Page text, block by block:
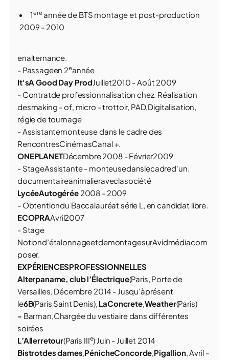
1ereannée de BTS montage et post-production
2009 - 2010
enalternance.
- Passageen 2eannée
It'sA Good Day ProdJuillet2010 - Août 2009
- Contratde professionnalisation chez. Réalisation
desmaking - of, micro - trottoir, PAD,Digitalisation,
régie de tournage
- Assistantemonteuse dans le cadre des
RencontresCinémasCanal +.
ONEPLANETDécembre 2008 - Février2009
- StageAssistante - monteusedanslecadred'un.
documentaireanimalieraveclasociété
LycéeAutogérée 2008 - 2009
- Obtentiondu Baccalauréat série L, en candidat libre.
ECOPRAAvril2007
- Stage
Notiond’étalonnageetdemontagesurAvidmédiacom
poser.
EXPÉRIENCESPROFESSIONNELLES
Alterpaname, club l’Électrique(Paris, Porte de
Versailles, Décembre 2014 - Jusqu’àprésent
le6B(Paris Saint Denis), LaConcrete,Weather(Paris)
- Barman,Chargée du vestiaire dans différentes
soirées
L’Allerretour(Paris IIIe) Juin - Juillet 2014
Bistrotdes dames,PénicheConcorde,Pigallion, Avril -